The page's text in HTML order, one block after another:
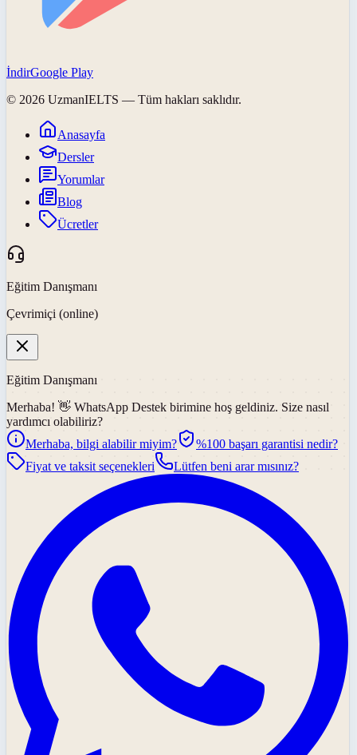
İndirGoogle Play
© 2026 UzmanIELTS — Tüm hakları saklıdır.
Anasayfa
Dersler
Yorumlar
Blog
Ücretler
Eğitim Danışmanı
Çevrimiçi (online)
Eğitim Danışmanı
Merhaba! 👋 WhatsApp Destek birimine hoş geldiniz. Size nasıl
yardımcı olabiliriz?
Merhaba, bilgi alabilir miyim?
%100 başarı garantisi nedir?
Fiyat ve taksit seçenekleri
Lütfen beni arar mısınız?